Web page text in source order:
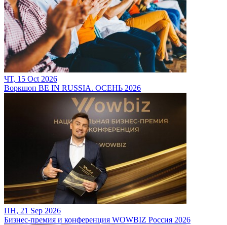
ЧТ, 15 Oct 2026
Воркшоп BE IN RUSSIA. ОСЕНЬ 2026
ПН, 21 Sep 2026
Бизнес-премия и конференция WOWBIZ Россия 2026